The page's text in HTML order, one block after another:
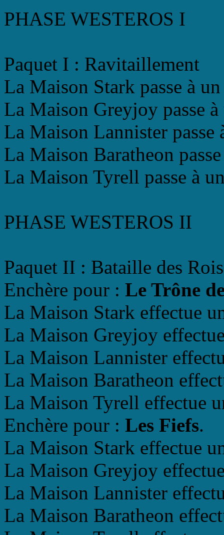
PHASE WESTEROS I
Paquet I : Ravitaillement
La Maison Stark passe à
La Maison Greyjoy passe
La Maison Lannister
La Maison Baratheon
La Maison Tyrell passe à
PHASE WESTEROS II
Paquet II : Bataille des
Enchère pour : Le Trône
La Maison Stark effectue
La Maison Greyjoy
La Maison Lannister
La Maison Baratheon
La Maison Tyrell effectue
Enchère pour : Les Fiefs.
La Maison Stark effectue
La Maison Greyjoy
La Maison Lannister
La Maison Baratheon